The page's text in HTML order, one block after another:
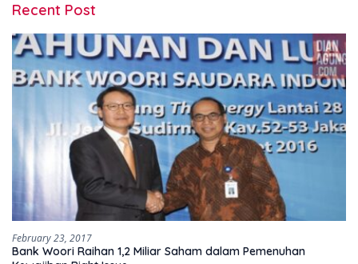
Recent Post
February 23, 2017
Bank Woori Raihan 1,2 Miliar Saham dalam Pemenuhan